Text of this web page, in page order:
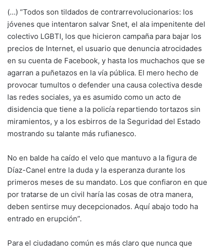
(…) “Todos son tildados de contrarrevolucionarios: los
jóvenes que intentaron salvar Snet, el ala impenitente del
colectivo LGBTI, los que hicieron campaña para bajar los
precios de Internet, el usuario que denuncia atrocidades
en su cuenta de Facebook, y hasta los muchachos que se
agarran a puñetazos en la vía pública. El mero hecho de
provocar tumultos o defender una causa colectiva desde
las redes sociales, ya es asumido como un acto de
disidencia que tiene a la policía repartiendo tortazos sin
miramientos, y a los esbirros de la Seguridad del Estado
mostrando su talante más rufianesco.
No en balde ha caído el velo que mantuvo a la figura de
Díaz-Canel entre la duda y la esperanza durante los
primeros meses de su mandato. Los que confiaron en que
por tratarse de un civil haría las cosas de otra manera,
deben sentirse muy decepcionados. Aquí abajo todo ha
entrado en erupción”.
Para el ciudadano común es más claro que nunca que